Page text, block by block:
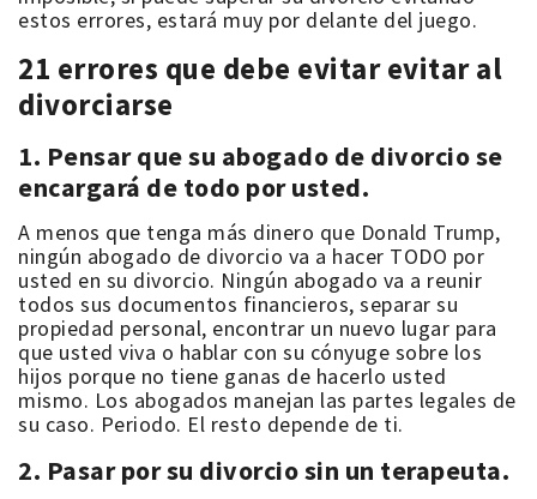
estos errores, estará muy por delante del juego.
21 errores que debe evitar evitar al
divorciarse
1. Pensar que su abogado de divorcio se
encargará de todo por usted.
A menos que tenga más dinero que Donald Trump,
ningún abogado de divorcio va a hacer TODO por
usted en su divorcio. Ningún abogado va a reunir
todos sus documentos financieros, separar su
propiedad personal, encontrar un nuevo lugar para
que usted viva o hablar con su cónyuge sobre los
hijos porque no tiene ganas de hacerlo usted
mismo. Los abogados manejan las partes legales de
su caso. Periodo. El resto depende de ti.
2. Pasar por su divorcio sin un terapeuta.